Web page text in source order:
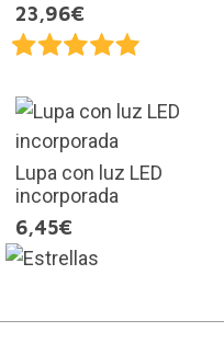
23,96€
Lupa con luz LED
incorporada
6,45€